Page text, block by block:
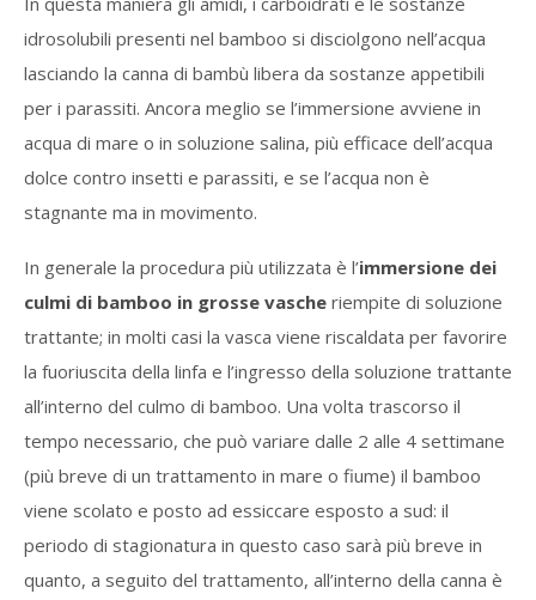
idrosolubili presenti nel bamboo si disciolgono nell’acqua
lasciando la canna di bambù libera da sostanze appetibili
per i parassiti. Ancora meglio se l’immersione avviene in
acqua di mare o in soluzione salina, più efficace dell’acqua
dolce contro insetti e parassiti, e se l’acqua non è
stagnante ma in movimento.
In generale la procedura più utilizzata è l’immersione dei
culmi di bamboo in grosse vasche riempite di soluzione
trattante; in molti casi la vasca viene riscaldata per favorire
la fuoriuscita della linfa e l’ingresso della soluzione trattante
all’interno del culmo di bamboo. Una volta trascorso il
tempo necessario, che può variare dalle 2 alle 4 settimane
(più breve di un trattamento in mare o fiume) il bamboo
viene scolato e posto ad essiccare esposto a sud: il
periodo di stagionatura in questo caso sarà più breve in
quanto, a seguito del trattamento, all’interno della canna è